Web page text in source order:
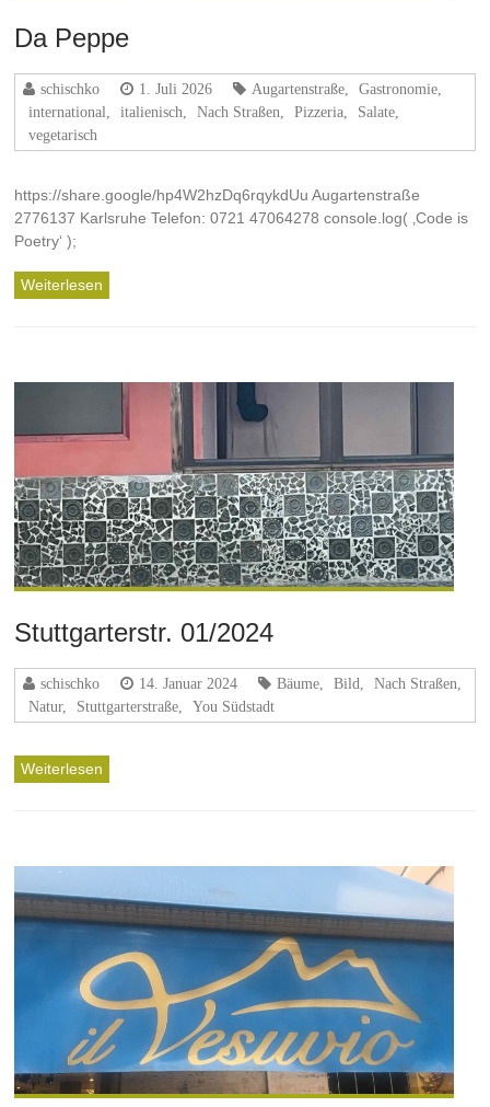
Da Peppe
schischko 1. Juli 2026 Augartenstraße Gastronomie
international
italienisch Nach Straßen Pizzeria Salate
vegetarisch
https://share.google/hp4W2hzDq6rqykdUu Augartenstraße
2776137 Karlsruhe Telefon: 0721 47064278 console.log( ‚Code is
Poetry‘ );
Weiterlesen
Stuttgarterstr. 01/2024
schischko 14. Januar 2024 Bäume Bild Nach Straßen
Natur, Stuttgarterstraße You Südstadt
Weiterlesen